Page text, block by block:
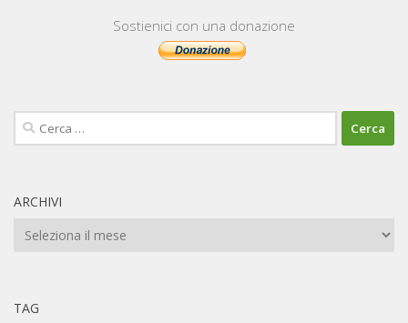
Sostienici con una donazione
Ricerca
per:
ARCHIVI
Archivi
TAG